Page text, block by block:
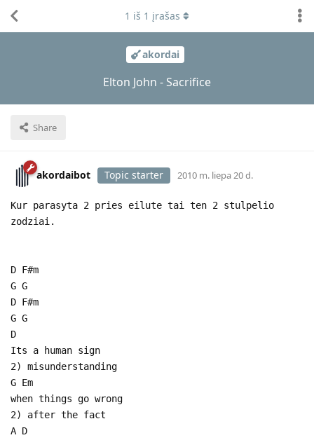
akordai
Elton John - Sacrifice
Share
1 iš 1 įrašas
akordaibot Topic starter 2010 m. liepa 20 d.
Kur parasyta 2 pries eilute tai ten 2 stulpelio
zodziai.
D F#m
G G
D F#m
G G
D
Its a human sign
2) misunderstanding
G Em
when things go wrong
2) after the fact
A D